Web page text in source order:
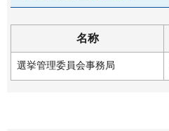
名称
選挙管理委員会事務局